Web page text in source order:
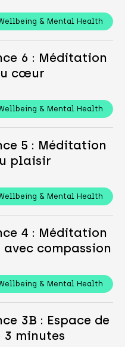
& Mental Health
6 : Méditation
cœur
& Mental Health
5 : Méditation
plaisir
& Mental Health
4 : Méditation
compassion
& Mental Health
3B : Espace de
minutes